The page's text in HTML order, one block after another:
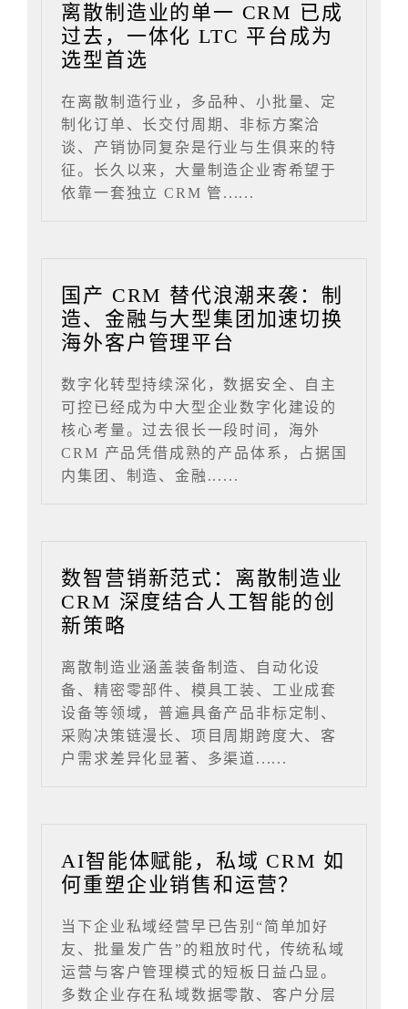
离散制造业的单一 CRM 已成
过去，一体化 LTC 平台成为
选型首选
在离散制造行业，多品种、小批量、定
制化订单、长交付周期、非标方案洽
谈、产销协同复杂是行业与生俱来的特
征。长久以来，大量制造企业寄希望于
依靠一套独立 CRM 管......
国产 CRM 替代浪潮来袭：制
造、金融与大型集团加速切换
海外客户管理平台
数字化转型持续深化，数据安全、自主
可控已经成为中大型企业数字化建设的
核心考量。过去很长一段时间，海外
CRM 产品凭借成熟的产品体系，占据国
内集团、制造、金融......
数智营销新范式：离散制造业
CRM 深度结合人工智能的创
新策略
离散制造业涵盖装备制造、自动化设
备、精密零部件、模具工装、工业成套
设备等领域，普遍具备产品非标定制、
采购决策链漫长、项目周期跨度大、客
户需求差异化显著、多渠道......
AI智能体赋能，私域 CRM 如
何重塑企业销售和运营？
当下企业私域经营早已告别“简单加好
友、批量发广告”的粗放时代，传统私域
运营与客户管理模式的短板日益凸显。
多数企业存在私域数据零散、客户分层